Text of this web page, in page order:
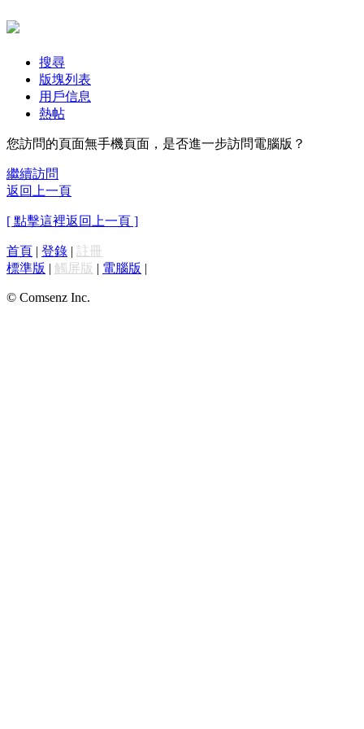
搜尋
版塊列表
用戶信息
熱帖
您訪問的頁面無手機頁面，是否進一步訪問電腦版？
繼續訪問
返回上一頁
[ 點擊這裡返回上一頁 ]
首頁 | 登錄 | 註冊
標準版 | 觸屏版 | 電腦版 |
© Comsenz Inc.